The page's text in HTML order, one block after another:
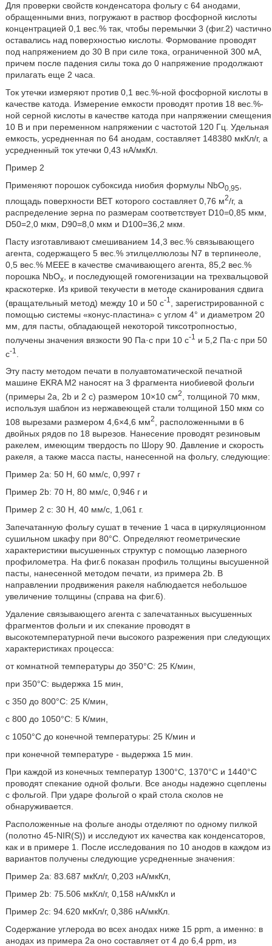
Для проверки свойств конденсатора фольгу с 64 анодами,
обращенными вниз, погружают в раствор фосфорной кислоты
концентрацией 0,1 вес.% так, чтобы перемычки 3 (фиг.2) частично
оставались над поверхностью кислоты. Формование проводят
под напряжением до 30 В при силе тока, ограниченной 300 мА,
причем после падения силы тока до 0 напряжение продолжают
прилагать еще 2 часа.
Ток утечки измеряют против 0,1 вес.%-ной фосфорной кислоты в
качестве катода. Измерение емкости проводят против 18 вес.%-
ной серной кислоты в качестве катода при напряжении смещения
10 В и при переменном напряжении с частотой 120 Гц. Удельная
емкость, усредненная по 64 анодам, составляет 148380 мкКл/г, а
усредненный ток утечки 0,43 нА/мкКл.
Пример 2
Применяют порошок субоксида ниобия формулы NbO0,95
площадь поверхности BET которого составляет 0,76 м2/г, а
распределение зерна по размерам соответствует D10=0,85 мкм,
D50=2,0 мкм, D90=8,0 мкм и D100=36,2 мкм.
Пасту изготавливают смешиванием 14,3 вес.% связывающего
агента, содержащего 5 вес.% этилцеллюлозы N7 в терпинеоле,
0,5 вес.% МЕЕЕ в качестве смачивающего агента, 85,2 вес.%
порошка NbOx, и последующей гомогенизации на трехвальцовой
краскотерке. Из кривой текучести в методе сканирования сдвига
(вращательный метод) между 10 и 50 с-1
, зарегистрированной с
помощью системы «конус-пластина» с углом 4° и диаметром 20
мм, для пасты, обладающей некоторой тиксотропностью,
получены значения вязкости 90 Па·с при 10 с-1
и 5,2 Па·с при 50
с-1
Эту пасту методом печати в полуавтоматической печатной
машине EKRA M2 наносят на 3 фрагмента ниобиевой фольги
(примеры 2а, 2b и 2 с) размером 10×10 см2
, толщиной 70 мкм,
используя шаблон из нержавеющей стали толщиной 150 мкм со
108 вырезами размером 4,6×4,6 мм2
, расположенными в 6
двойных рядов по 18 вырезов. Нанесение проводят резиновым
ракелем, имеющим твердость по Шору 90. Давление и скорость
ракеля, а также масса пасты, нанесенной на фольгу, следующие:
Пример 2а: 50 Н, 60 мм/с, 0,997 г
Пример 2b: 70 Н, 80 мм/с, 0,946 г и
Пример 2 с: 30 Н, 40 мм/с, 1,061 г.
Запечатанную фольгу сушат в течение 1 часа в циркуляционном
сушильном шкафу при 80°С. Определяют геометрические
характеристики высушенных структур с помощью лазерного
профилометра. На фиг.6 показан профиль толщины высушенной
пасты, нанесенной методом печати, из примера 2b. В
направлении продвижения ракеля наблюдается небольшое
увеличение толщины (справа на фиг.6).
Удаление связывающего агента с запечатанных высушенных
фрагментов фольги и их спекание проводят в
высокотемпературной печи высокого разрежения при следующих
характеристиках процесса:
от комнатной температуры до 350°С: 25 К/мин,
при 350°С: выдержка 15 мин,
с 350 до 800°С: 25 К/мин,
с 800 до 1050°С: 5 К/мин,
с 1050°С до конечной температуры: 25 К/мин и
при конечной температуре - выдержка 15 мин.
При каждой из конечных температур 1300°С, 1370°С и 1440°С
проводят спекание одной фольги. Все аноды надежно сцеплены
с фольгой. При ударе фольгой о край стола сколов не
обнаруживается.
Расположенные на фольге аноды отделяют по одному пилкой
(полотно 45-NIR(S)) и исследуют их качества как конденсаторов,
как и в примере 1. После исследования по 10 анодов в каждом из
вариантов получены следующие усредненные значения:
Пример 2а: 83.687 мкКл/г, 0,203 нА/мкКл,
Пример 2b: 75.506 мкКл/г, 0,158 нА/мкКл и
Пример 2с: 94.620 мкКл/г, 0,386 нА/мкКл.
Содержание углерода во всех анодах ниже 15 ppm, а именно: в
анодах из примера 2а оно составляет от 4 до 6,4 ppm, из